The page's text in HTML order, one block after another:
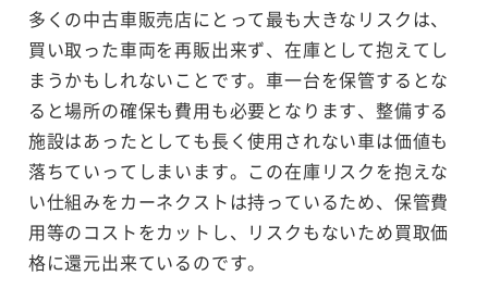
多くの中古車販売店にとって最も大きなリスクは、
買い取った車両を再販出来ず、在庫として抱えてし
まうかもしれないことです。車一台を保管するとな
ると場所の確保も費用も必要となります、整備する
施設はあったとしても長く使用されない車は価値も
落ちていってしまいます。この在庫リスクを抱えな
い仕組みをカーネクストは持っているため、保管費
用等のコストをカットし、リスクもないため買取価
格に還元出来ているのです。